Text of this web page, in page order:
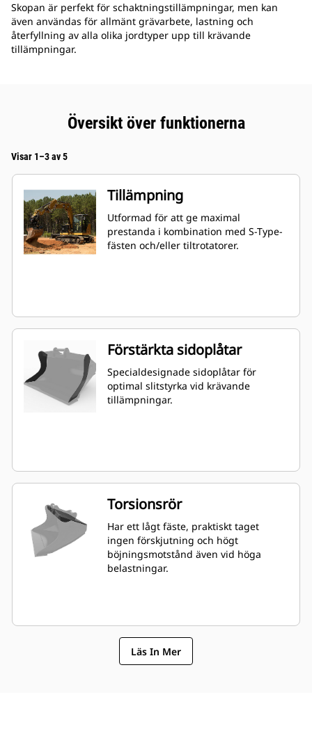
Skopan är perfekt för schaktningstillämpningar, men kan
även användas för allmänt grävarbete, lastning och
återfyllning av alla olika jordtyper upp till krävande
tillämpningar.
Översikt över funktionerna
Visar 1–3 av 5
Tillämpning
Utformad för att ge maximal
prestanda i kombination med S-Type-
fästen och/eller tiltrotatorer.
Förstärkta sidoplåtar
Specialdesignade sidoplåtar för
optimal slitstyrka vid krävande
tillämpningar.
Torsionsrör
Har ett lågt fäste, praktiskt taget
ingen förskjutning och högt
böjningsmotstånd även vid höga
belastningar.
Läs In Mer